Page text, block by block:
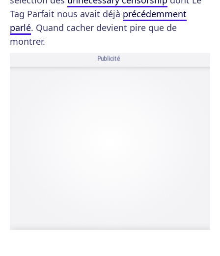
Tag Parfait nous avait déjà précédemment
parlé. Quand cacher devient pire que de
montrer.
Publicité